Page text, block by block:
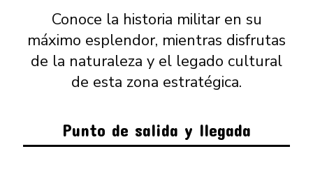
Conoce la historia militar en su
máximo esplendor, mientras disfrutas
de la naturaleza y el legado cultural
de esta zona estratégica.
Punto de salida y llegada